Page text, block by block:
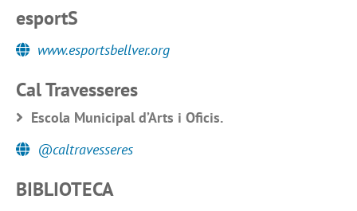
esportS
www.esportsbellver.org
Cal Travesseres
Escola Municipal d’Arts i Oficis.
@caltravesseres
BIBLIOTECA